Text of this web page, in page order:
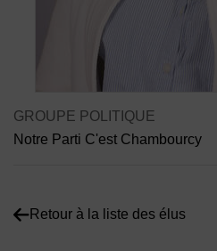
Contenu de la
GROUPE POLITIQUE
Notre Parti C'est Chambourcy
Retour à la liste des élus